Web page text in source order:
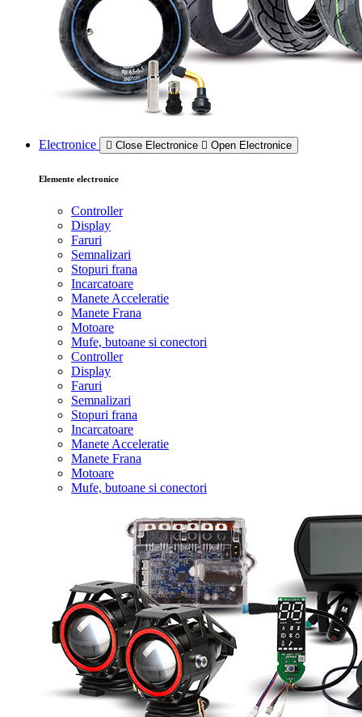
Electronice Close Electronice Open Electronice
Elemente electronice
Controller
Display
Faruri
Semnalizari
Stopuri frana
Incarcatoare
Manete Acceleratie
Manete Frana
Motoare
Mufe, butoane si conectori
Controller
Display
Faruri
Semnalizari
Stopuri frana
Incarcatoare
Manete Acceleratie
Manete Frana
Motoare
Mufe, butoane si conectori